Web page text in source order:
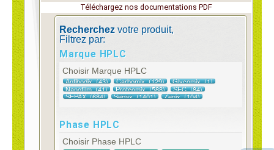
Téléchargez nos documentations PDF
Recherchez votre produit,
Filtrez par:
Marque HPLC
Choisir Marque HPLC
Phase HPLC
Choisir Phase HPLC